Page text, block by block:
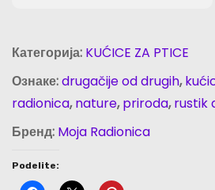
a
z
a
p
i
Категорија: KUĆICE ZA PTICE
Ознаке:drugačije od drugih,
radionica,nature,priroda,rustik
Бренд: Moja Radionica
Podelite: